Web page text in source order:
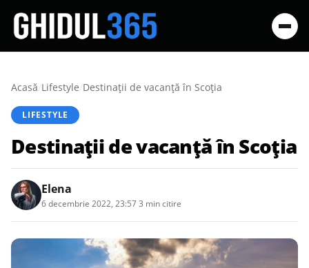
Acasă/Lifestyle/Destinații de vacanță în Scoția
LIFESTYLE
Destinații de vacanță în Scoția
Elena
6 decembrie 2022, 23:573 min citire